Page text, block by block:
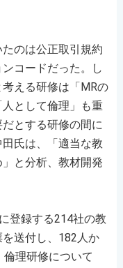
のは公正取引規約
コードだった。し
える研修は「MRの
として倫理」も重
とする研修の間に
氏は、「適当な教
と分析、教材開発
登録する214社の教
送付し、182人か
理研修について